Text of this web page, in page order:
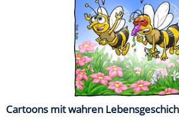
Cartoons mit wahren